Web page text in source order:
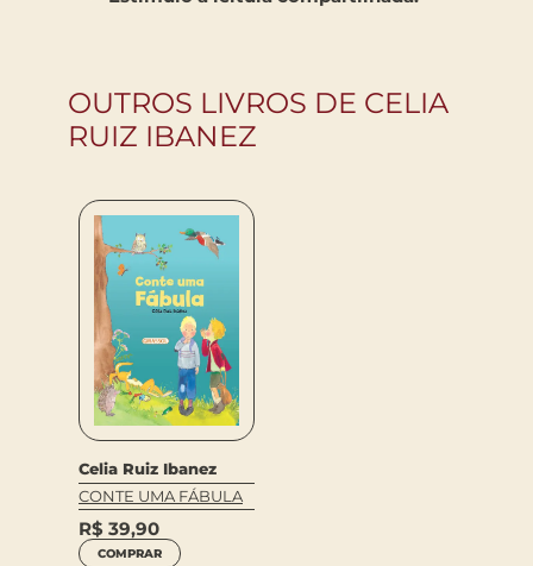
OUTROS LIVROS DE CELIA
RUIZ IBANEZ
Celia Ruiz Ibanez
CONTE UMA FÁBULA
R$ 39,90
COMPRAR